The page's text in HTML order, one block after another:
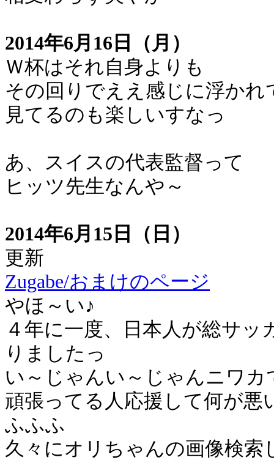
2014年6月16日（月）
Ｗ杯はそれ自身よりも
その回りでええ感じに浮かれ
見てるのも楽しいすなっ
あ、スイスの代表監督って
ヒッツ先生なんや～
2014年6月15日（日）
更新
Zugabe/おまけのページ
やほ～い♪
４年に一度、日本人が総サ
りましたっ
い～じゃんい～じゃんニワカ
頑張ってる人応援して何が悪
ふふふ
久々にオリちゃんの画像検索